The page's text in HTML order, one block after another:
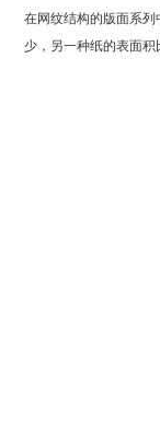
在网纹结构的版面系
少，另一种纸的表面积